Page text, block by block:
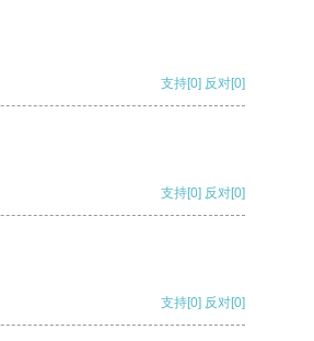
支持[0] 反对[0]
支持[0] 反对[0]
支持[0] 反对[0]